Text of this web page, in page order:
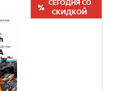
СЕГОДНЯ СО
СКИДКОЙ